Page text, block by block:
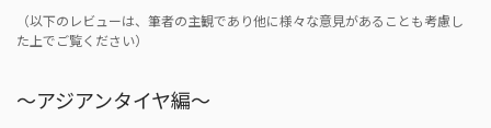
（以下のレビューは、筆者の主観であり他に様々な意見があることも考慮し
た上でご覧ください）
～アジアンタイヤ編～